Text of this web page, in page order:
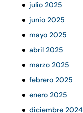
julio 2025
junio 2025
mayo 2025
abril 2025
marzo 2025
febrero 2025
enero 2025
diciembre 2024